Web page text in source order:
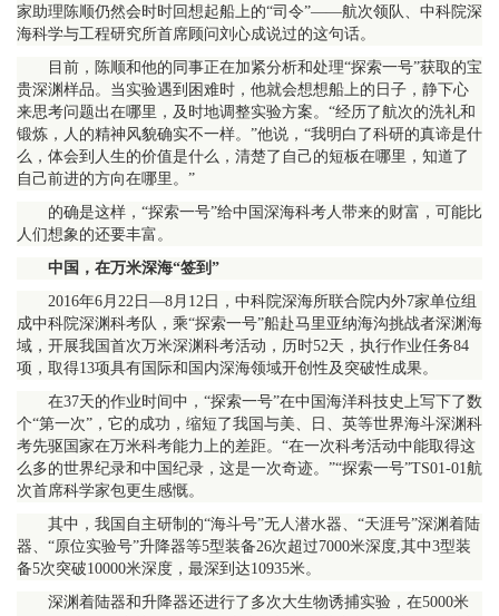
家助理陈顺仍然会时时回想起船上的“司令”——航次领队、中科院深
海科学与工程研究所首席顾问刘心成说过的这句话。
目前，陈顺和他的同事正在加紧分析和处理“探索一号”获取的宝
贵深渊样品。当实验遇到困难时，他就会想想船上的日子，静下心
来思考问题出在哪里，及时地调整实验方案。“经历了航次的洗礼和
锻炼，人的精神风貌确实不一样。”他说，“我明白了科研的真谛是什
么，体会到人生的价值是什么，清楚了自己的短板在哪里，知道了
自己前进的方向在哪里。”
的确是这样，“探索一号”给中国深海科考人带来的财富，可能比
人们想象的还要丰富。
中国，在万米深海“签到”
2016年6月22日—8月12日，中科院深海所联合院内外7家单位组
成中科院深渊科考队，乘“探索一号”船赴马里亚纳海沟挑战者深渊海
域，开展我国首次万米深渊科考活动，历时52天，执行作业任务84
项，取得13项具有国际和国内深海领域开创性及突破性成果。
在37天的作业时间中，“探索一号”在中国海洋科技史上写下了数
个“第一次”，它的成功，缩短了我国与美、日、英等世界海斗深渊科
考先驱国家在万米科考能力上的差距。“在一次科考活动中能取得这
么多的世界纪录和中国纪录，这是一次奇迹。”“探索一号”TS01-01航
次首席科学家包更生感慨。
其中，我国自主研制的“海斗号”无人潜水器、“天涯号”深渊着陆
器、“原位实验号”升降器等5型装备26次超过7000米深度,其中3型装
备5次突破10000米深度，最深到达10935米。
深渊着陆器和升降器还进行了多次大生物诱捕实验，在5000米